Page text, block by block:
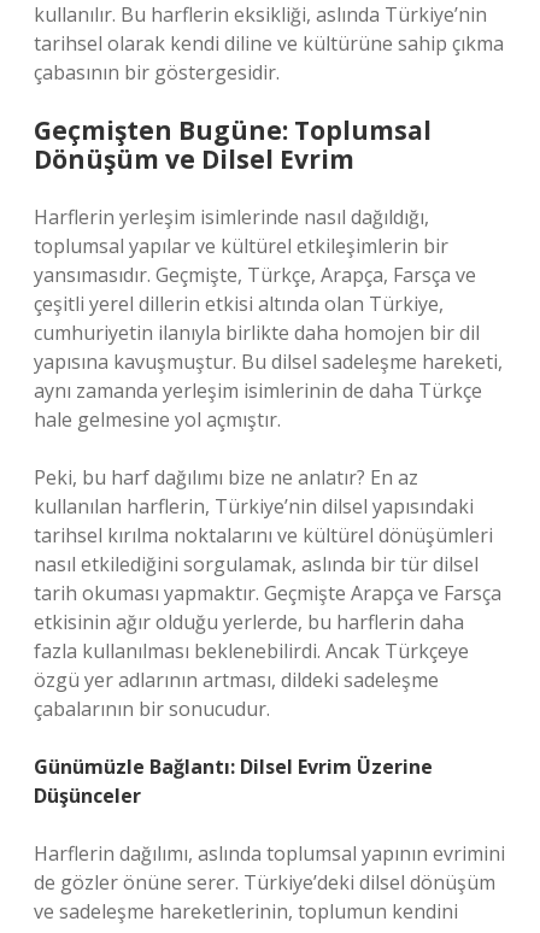
kullanılır. Bu harflerin eksikliği, aslında Türkiye’nin
tarihsel olarak kendi diline ve kültürüne sahip çıkma
çabasının bir göstergesidir.
Geçmişten Bugüne: Toplumsal
Dönüşüm ve Dilsel Evrim
Harflerin yerleşim isimlerinde nasıl dağıldığı,
toplumsal yapılar ve kültürel etkileşimlerin bir
yansımasıdır. Geçmişte, Türkçe, Arapça, Farsça ve
çeşitli yerel dillerin etkisi altında olan Türkiye,
cumhuriyetin ilanıyla birlikte daha homojen bir dil
yapısına kavuşmuştur. Bu dilsel sadeleşme hareketi,
aynı zamanda yerleşim isimlerinin de daha Türkçe
hale gelmesine yol açmıştır.
Peki, bu harf dağılımı bize ne anlatır? En az
kullanılan harflerin, Türkiye’nin dilsel yapısındaki
tarihsel kırılma noktalarını ve kültürel dönüşümleri
nasıl etkilediğini sorgulamak, aslında bir tür dilsel
tarih okuması yapmaktır. Geçmişte Arapça ve Farsça
etkisinin ağır olduğu yerlerde, bu harflerin daha
fazla kullanılması beklenebilirdi. Ancak Türkçeye
özgü yer adlarının artması, dildeki sadeleşme
çabalarının bir sonucudur.
Günümüzle Bağlantı: Dilsel Evrim Üzerine
Düşünceler
Harflerin dağılımı, aslında toplumsal yapının evrimini
de gözler önüne serer. Türkiye’deki dilsel dönüşüm
ve sadeleşme hareketlerinin, toplumun kendini